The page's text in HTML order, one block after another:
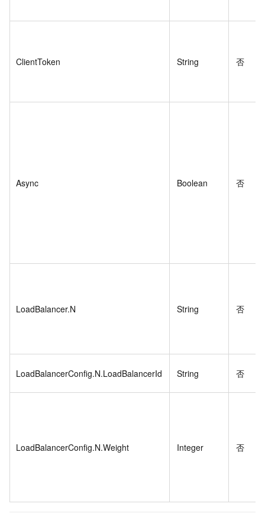
ClientToken String 否
Async Boolean 否
LoadBalancer.N String 否
LoadBalancerConfig.N.LoadBalancerId String 否
LoadBalancerConfig.N.Weight Integer 否